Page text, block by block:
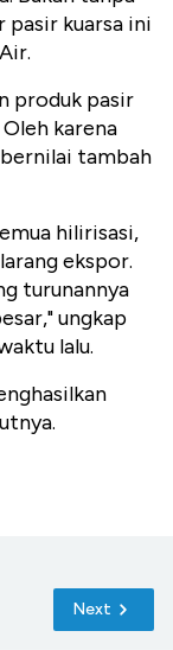
pasir kuarsa ini
produk pasir
karena
tambah
hilirisasi,
ekspor.
turunannya
ungkap
lalu.
Next